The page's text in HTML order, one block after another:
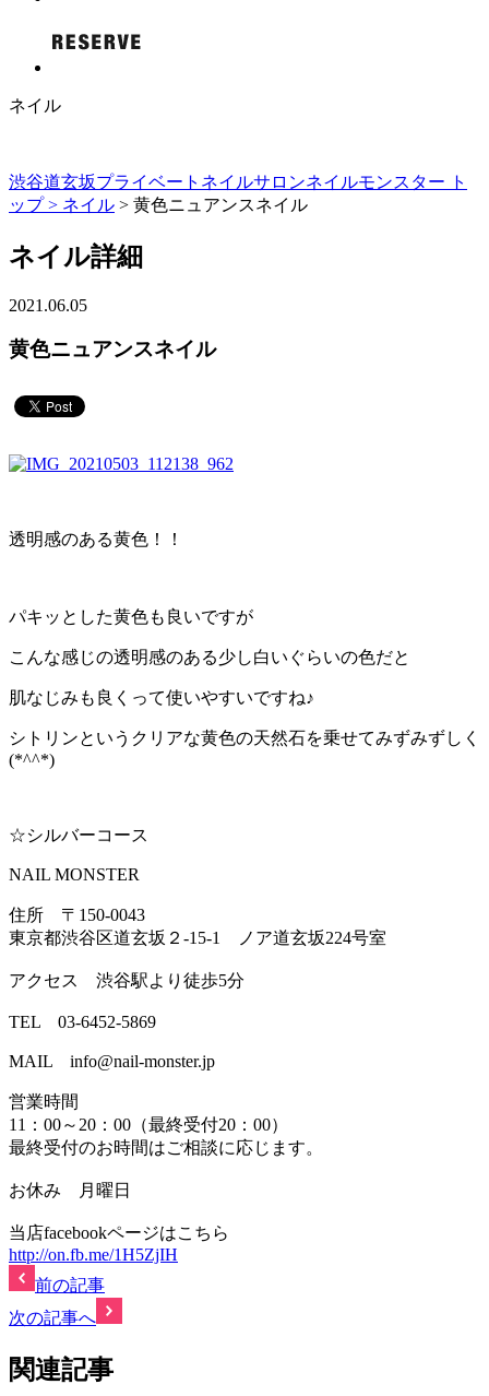
ネイル
渋谷道玄坂プライベートネイルサロンネイルモンスター ト
ップ > ネイル > 黄色ニュアンスネイル
ネイル詳細
2021.06.05
黄色ニュアンスネイル
透明感のある黄色！！
パキッとした黄色も良いですが
こんな感じの透明感のある少し白いぐらいの色だと
肌なじみも良くって使いやすいですね♪
シトリンというクリアな黄色の天然石を乗せてみずみずしく
(*^^*)
☆シルバーコース
NAIL MONSTER
住所 〒150-0043
東京都渋谷区道玄坂２-15-1 ノア道玄坂224号室
アクセス 渋谷駅より徒歩5分
TEL 03-6452-5869
MAIL info@nail-monster.jp
営業時間
11：00～20：00（最終受付20：00）
最終受付のお時間はご相談に応じます。
お休み 月曜日
当店facebookページはこちら
http://on.fb.me/1H5ZjIH
前の記事
次の記事へ
関連記事